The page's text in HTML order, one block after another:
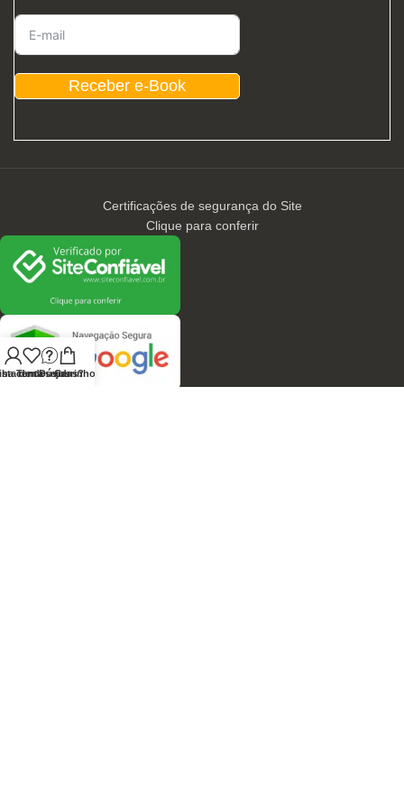
Receber e-Book
Certificações de segurança do Site
Clique para conferir
conta
de desejos
Tem Dúvidas?
Carrinho